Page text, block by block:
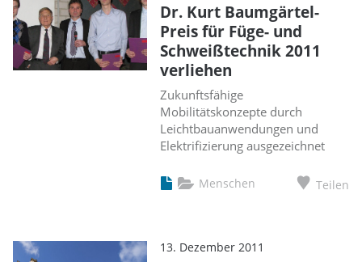
Dr. Kurt Baumgärtel-
Preis für Füge- und
Schweißtechnik 2011
verliehen
Zukunftsfähige
Mobilitätskonzepte durch
Leichtbauanwendungen und
Elektrifizierung ausgezeichnet
Menschen Teilen
13. Dezember 2011